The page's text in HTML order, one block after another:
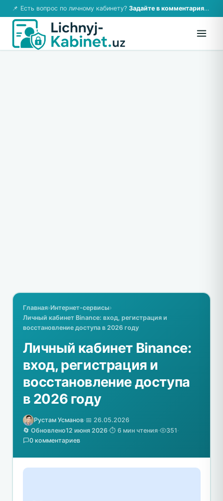
📌 Есть вопрос по личному кабинету? Задайте в комментариях — ответим!
Главная›Интернет-сервисы›
Личный кабинет Binance: вход, регистрация и
восстановление доступа в 2026 году
Личный кабинет Binance:
вход, регистрация и
восстановление доступа
в 2026 году
Рустам Усманов·📅 26.05.2026
🔄 Обновлено12 июня 2026·⏱️ 6 мин чтения· 351·
0 комментариев